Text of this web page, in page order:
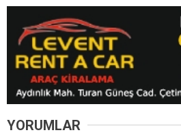
YORUMLAR